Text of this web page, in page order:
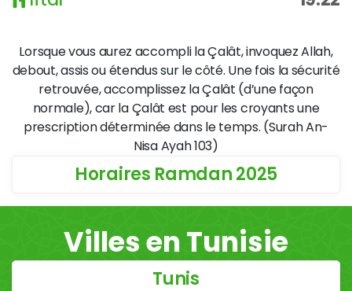
Lorsque vous aurez accompli la Çalât, invoquez Allah,
debout, assis ou étendus sur le côté. Une fois la sécurité
retrouvée, accomplissez la Çalât (d’une façon
normale), car la Çalât est pour les croyants une
prescription déterminée dans le temps. (Surah An-
Nisa Ayah 103)
Horaires Ramdan 2025
Villes en Tunisie
Tunis